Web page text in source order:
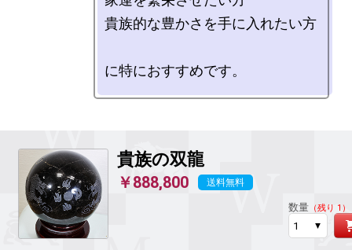
貴族的な豊かさを手に入れたい方
貴族の双龍
￥888,800 送料無料
数量（残り 1）